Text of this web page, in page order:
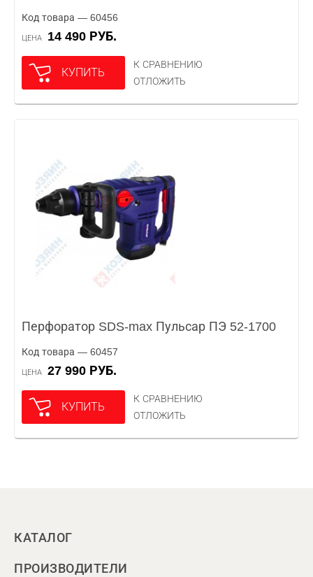
Код товара — 60456
ЦЕНА 14 490 РУБ.
КУПИТЬ
К СРАВНЕНИЮ
ОТЛОЖИТЬ
Перфоратор SDS-max Пульсар ПЭ 52-1700
Код товара — 60457
ЦЕНА 27 990 РУБ.
КУПИТЬ
К СРАВНЕНИЮ
ОТЛОЖИТЬ
КАТАЛОГ
ПРОИЗВОДИТЕЛИ